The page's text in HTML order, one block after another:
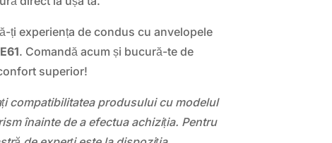
ți experiența de condus cu anvelopele
. Comandă acum și bucură-te de
superior!
compatibilitatea produsului cu modelul
înainte de a efectua achiziția. Pentru